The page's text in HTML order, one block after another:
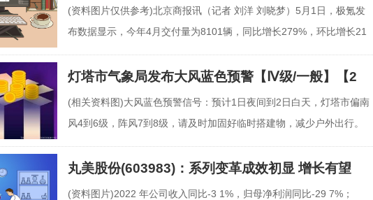
(资料图片仅供参考)北京商报讯（记者 刘洋 刘晓梦）5月1日，极氪发
布数据显示，今年4月交付量为8101辆，同比增长279%，环比增长21
6%。
灯塔市气象局发布大风蓝色预警【Ⅳ级/一般】【2
(相关资料图)大风蓝色预警信号：预计1日夜间到2日白天，灯塔市偏南
风4到6级，阵风7到8级，请及时加固好临时搭建物，减少户外出行。
灯塔市气
丸美股份(603983)：系列变革成效初显 增长有望
(资料图片)2022 年公司收入同比-3 1%，归母净利润同比-29 7%；